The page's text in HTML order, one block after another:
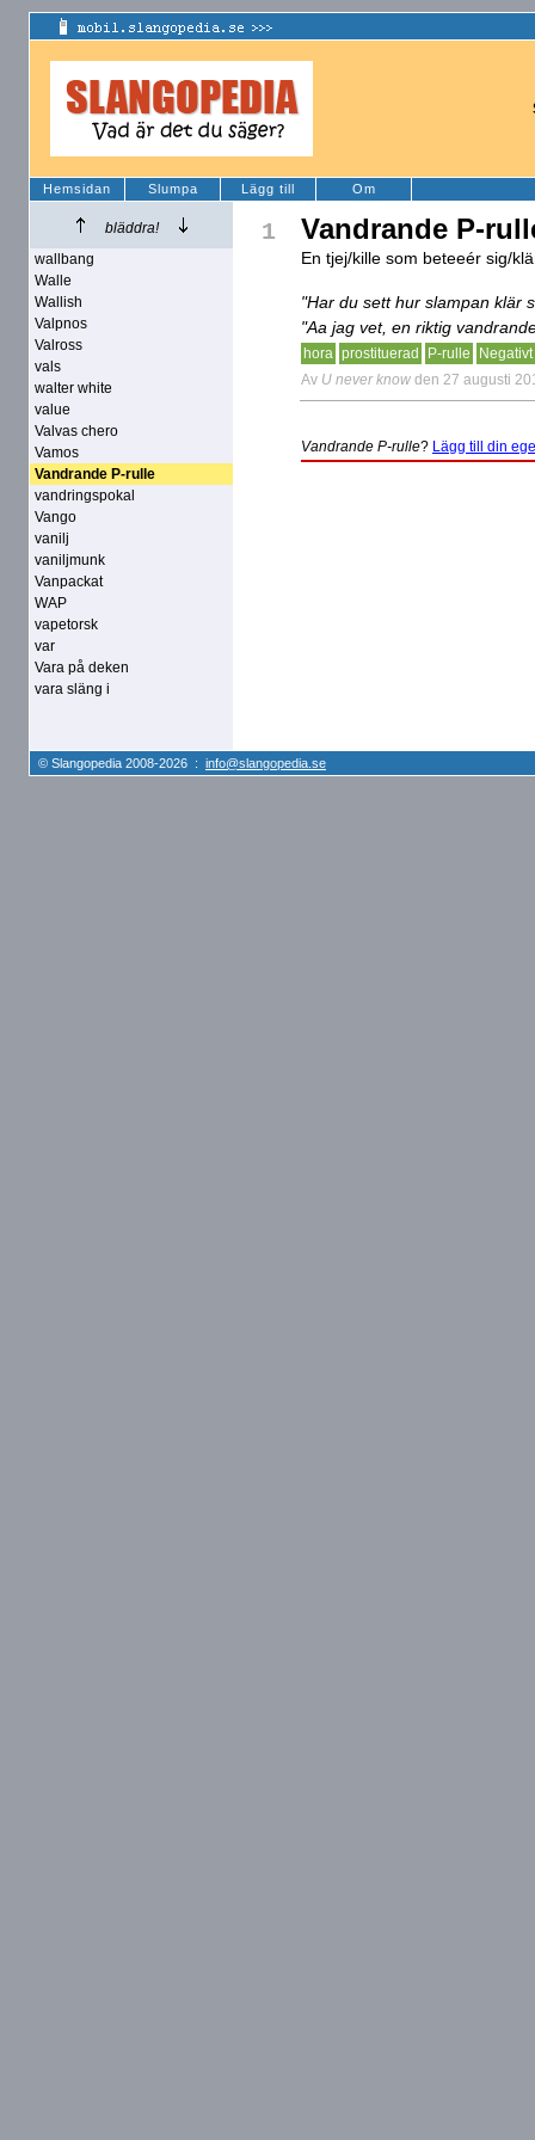
Hemsidan Slumpa Lägg till Om
bläddra!
wallbang
Walle
Wallish
Valpnos
Valross
vals
walter white
value
Valvas chero
Vamos
Vandrande P-rulle
vandringspokal
Vango
vanilj
vaniljmunk
Vanpackat
WAP
vapetorsk
var
Vara på deken
vara släng i
1 Vandrande P-
En tjej/kille som beteeér sig/
"Har du sett hur slampan klär
"Aa jag vet, en riktig
hora prostituerad P-rulle
Negativt
Av U never know den 27 augusti
Vandrande P-rulle? Lägg till din
© Slangopedia 2008-2026 : info@slangopedia.se